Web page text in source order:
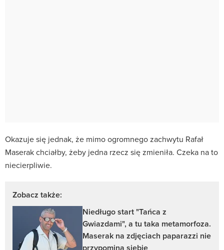
Okazuje się jednak, że mimo ogromnego zachwytu Rafał
Maserak chciałby, żeby jedna rzecz się zmieniła. Czeka na to
niecierpliwie.
Zobacz także:
Niedługo start "Tańca z
Gwiazdami", a tu taka metamorfoza.
Maserak na zdjęciach paparazzi nie
przypomina siebie